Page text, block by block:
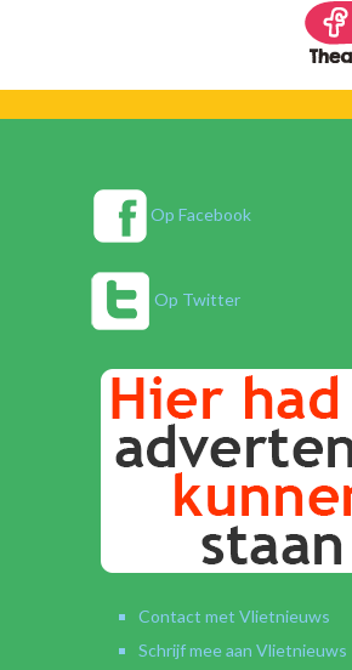
Op Facebook
Op Twitter
Contact met Vlietnieuws
Schrijf mee aan Vlietnieuws